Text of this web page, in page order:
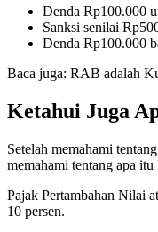
Denda Rp100.000
Sanksi senilai
Denda Rp100.000
Baca juga: RAB adalah
Ketahui Juga
Setelah memahami
memahami tentang apa
Pajak Pertambahan Nilai
10 persen.